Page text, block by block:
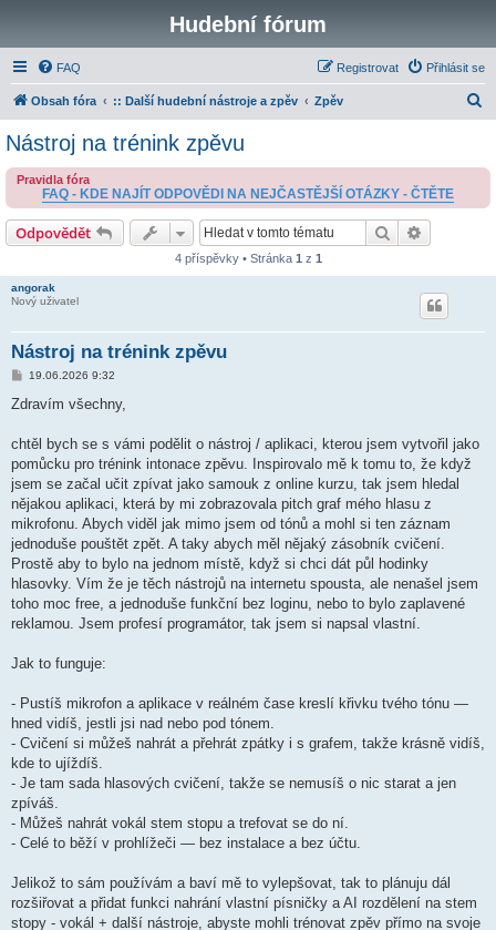
Hudební fórum
FAQ Přihlásit se
Registrovat
Obsah fóra :: Další hudební nástroje a zpěv Zpěv
a
Nástroj na trénink zpěvu
Pravidla fóra
FAQ - KDE NAJÍT ODPOVĚDI NA NEJČASTĚJŠÍ OTÁZKY - ČTĚTE
Odpovědět Hledat
4 příspěvky • Stránka 1 z 1
angorak
Nový uživatel
Nástroj na trénink zpěvu
P
í
ě
e
k
19.06.2026 9:32
Zdravím všechny,
chtěl bych se s vámi podělit o nástroj / aplikaci, kterou jsem vytvořil jako
pomůcku pro trénink intonace zpěvu. Inspirovalo mě k tomu to, že když
jsem se začal učit zpívat jako samouk z online kurzu, tak jsem hledal
nějakou aplikaci, která by mi zobrazovala pitch graf mého hlasu z
mikrofonu. Abych viděl jak mimo jsem od tónů a mohl si ten záznam
jednoduše pouštět zpět. A taky abych měl nějaký zásobník cvičení.
Prostě aby to bylo na jednom místě, když si chci dát půl hodinky
hlasovky. Vím že je těch nástrojů na internetu spousta, ale nenašel jsem
toho moc free, a jednoduše funkční bez loginu, nebo to bylo zaplavené
reklamou. Jsem profesí programátor, tak jsem si napsal vlastní.
Jak to funguje:
- Pustíš mikrofon a aplikace v reálném čase kreslí křivku tvého tónu —
hned vidíš, jestli jsi nad nebo pod tónem.
- Cvičení si můžeš nahrát a přehrát zpátky i s grafem, takže krásně vidíš,
kde to ujíždíš.
- Je tam sada hlasových cvičení, takže se nemusíš o nic starat a jen
zpíváš.
- Můžeš nahrát vokál stem stopu a trefovat se do ní.
- Celé to běží v prohlížeči — bez instalace a bez účtu.
Jelikož to sám používám a baví mě to vylepšovat, tak to plánuju dál
rozšiřovat a přidat funkci nahrání vlastní písničky a AI rozdělení na stem
stopy - vokál + další nástroje, abyste mohli trénovat zpěv přímo na svoje